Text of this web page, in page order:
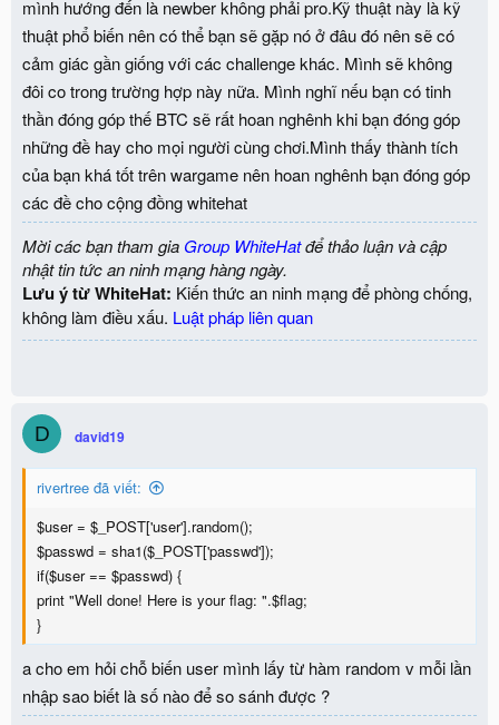
Mình sẽ tùy thuộc vào thái độ và câu trả lời của bạn và ReUTD,
sẽ tiếp tục bóc phốt hay là không.
[1] https://wargame.whitehat.vn/Contribute
mình hướng đến là newber không phải pro.Kỹ thuật này là kỹ
thuật phổ biến nên có thể bạn sẽ gặp nó ở đâu đó nên sẽ có
cảm giác gần giống với các challenge khác. Mình sẽ không
đôi co trong trường hợp này nữa. Mình nghĩ nếu bạn có tinh
thần đóng góp thế BTC sẽ rất hoan nghênh khi bạn đóng góp
những đề hay cho mọi người cùng chơi.Mình thấy thành tích
của bạn khá tốt trên wargame nên hoan nghênh bạn đóng góp
các đề cho cộng đồng whitehat
Mời các bạn tham gia Group WhiteHatđể thảo luận và cập
nhật tin tức an ninh mạng hàng ngày.
Lưu ý từ WhiteHat: Kiến thức an ninh mạng để phòng chống,
không làm điều xấu. Luật pháp liên quan
D david19
rivertree đã viết:
$user = $_POST['user'].random();
$passwd = sha1($_POST['passwd']);
if($user == $passwd) {
print "Well done! Here is your flag: ".$flag;
}
a cho em hỏi chỗ biến user mình lấy từ hàm random v mỗi lần
nhập sao biết là số nào để so sánh được ?